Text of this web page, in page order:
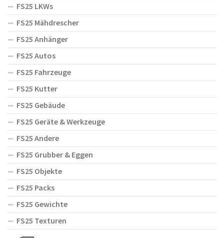
FS25 LKWs
FS25 Mähdrescher
FS25 Anhänger
FS25 Autos
FS25 Fahrzeuge
FS25 Kutter
FS25 Gebäude
FS25 Geräte & Werkzeuge
FS25 Andere
FS25 Grubber & Eggen
FS25 Objekte
FS25 Packs
FS25 Gewichte
FS25 Texturen